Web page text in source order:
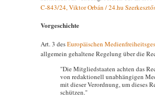
C‑843/24, Viktor Orbán / 24.hu
Vorgeschichte
Art. 3 desEuropäischen
allgemein gehaltene Regelung über die
"Die Mitgliedstaaten achten das
von redaktionell unabhängigen
mit dieser Verordnung, um dieses
schützen."